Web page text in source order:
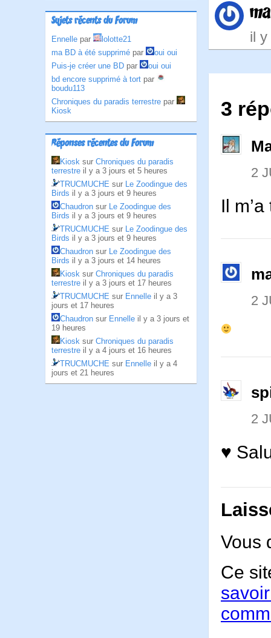
Sujets récents du Forum
Ennelle par
lolotte21
ma BD à été supprimé par
oui oui
Puis-je créer une BD par
oui oui
bd encore supprimé à tort par
boudu113
Chroniques du paradis terrestre par
Kiosk
Réponses récentes du Forum
Kiosk sur Chroniques du paradis
terrestre il y a 3 jours et 5 heures
TRUCMUCHE sur Le Zoodingue des
Birds il y a 3 jours et 9 heures
Chaudron sur Le Zoodingue des
Birds il y a 3 jours et 9 heures
TRUCMUCHE sur Le Zoodingue des
Birds il y a 3 jours et 9 heures
Chaudron sur Le Zoodingue des
Birds il y a 3 jours et 14 heures
Kiosk sur Chroniques du paradis
terrestre il y a 3 jours et 17 heures
TRUCMUCHE sur Ennelle il y a 3
jours et 17 heures
Chaudron sur Ennelle il y a 3 jours et
19 heures
Kiosk sur Chroniques du paradis
terrestre il y a 4 jours et 16 heures
TRUCMUCHE sur Ennelle il y a 4
jours et 21 heures
il
3
2
Il
2
2
♥
Vous
Ce